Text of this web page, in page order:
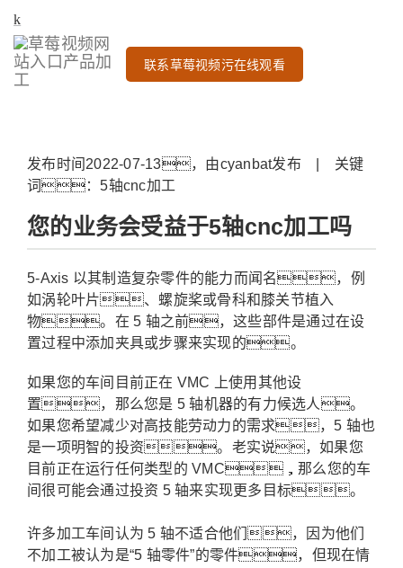
联系草莓视频污在线观看
发布时间2022-07-13，由cyanbat发布 | 关键
词：5轴cnc加工
您的业​​务会受益于5轴cnc加工吗
5-Axis 以其制造复杂零件的能力而闻名，例
如涡轮叶片、螺旋桨或骨科和膝关节植入
物。在 5 轴之前，这些部件是通过在设
置过程中添加夹具或步骤来实现的。
如果您的车间目前正在 VMC 上使用其他设
置，那么您是 5 轴机器的有力候选人。
如果您希望减少对高技能劳动力的需求，5 轴也
是一项明智的投资。老实说，如果您
目前正在运行任何类型的 VMC，那么您的车
间很可能会通过投资 5 轴来实现更多目标。
许多加工车间认为 5 轴不适合他们，因为他们
不加工被认为是“5 轴零件”的零件，但现在情